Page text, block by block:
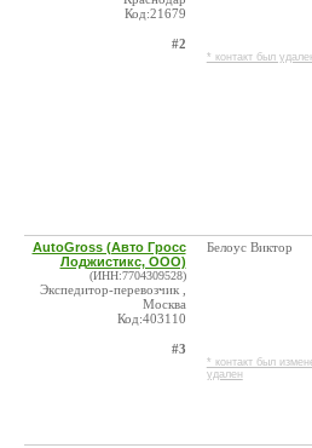
Код:21679
#2
* контакт был
AutoGross (Авто Гросс
Лоджистикс, ООО)
(ИНН:7704309528)
Экспедитор-перевозчик ,
Москва
Код:403110
#3
Белоус Виктор
* контакт был
удален